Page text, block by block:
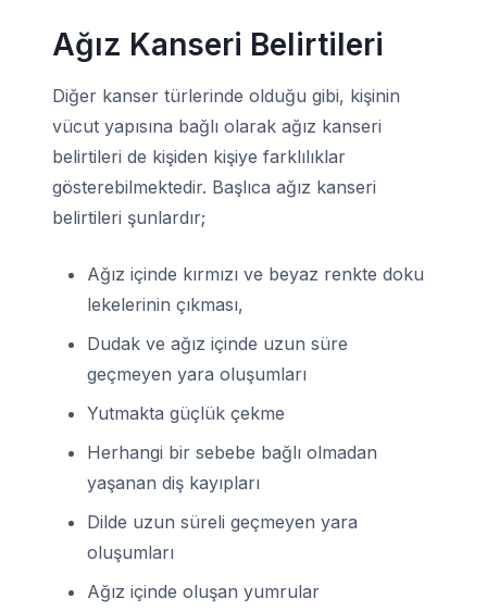
Ağız Kanseri Belirtileri
Diğer kanser türlerinde olduğu gibi, kişinin
vücut yapısına bağlı olarak ağız kanseri
belirtileri de kişiden kişiye farklılıklar
gösterebilmektedir. Başlıca ağız kanseri
belirtileri şunlardır;
Ağız içinde kırmızı ve beyaz renkte doku
lekelerinin çıkması,
Dudak ve ağız içinde uzun süre
geçmeyen yara oluşumları
Yutmakta güçlük çekme
Herhangi bir sebebe bağlı olmadan
yaşanan diş kayıpları
Dilde uzun süreli geçmeyen yara
oluşumları
Ağız içinde oluşan yumrular